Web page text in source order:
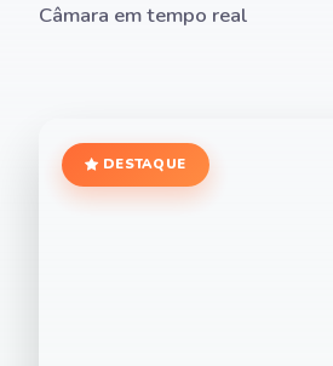
Câmara em tempo real
DESTAQUE